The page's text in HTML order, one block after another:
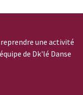
une activité
de Dk'lé Danse